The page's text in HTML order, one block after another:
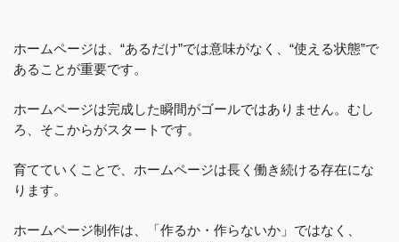
ホームページは、“あるだけ”では意味がなく、“使える状態”で
あることが重要です。
ホームページは完成した瞬間がゴールではありません。むし
ろ、そこからがスタートです。
育てていくことで、ホームページは長く働き続ける存在にな
ります。
ホームページ制作は、「作るか・作らないか」ではなく、